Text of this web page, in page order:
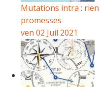
Mutations intra :
promesses
ven 02 Juil 2021